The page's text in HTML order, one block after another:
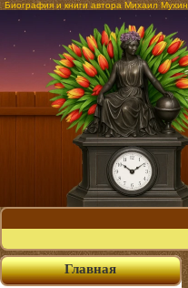
Биография и книги автора Михаил Мухин
Главная